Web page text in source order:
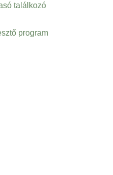
találkozó
program